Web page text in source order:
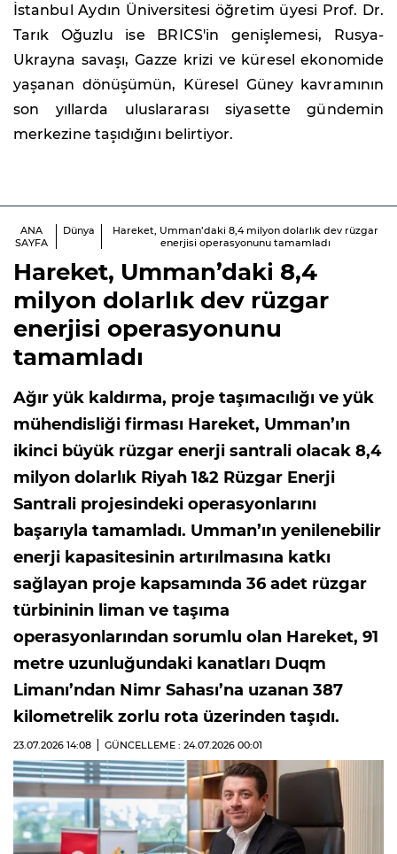
İstanbul Aydın Üniversitesi öğretim üyesi Prof. Dr.
Tarık Oğuzlu ise BRICS'in genişlemesi, Rusya-
Ukrayna savaşı, Gazze krizi ve küresel ekonomide
yaşanan dönüşümün, Küresel Güney kavramının
son yıllarda uluslararası siyasette gündemin
merkezine taşıdığını belirtiyor.
ANA
SAYFA
Dünya
Hareket, Umman’daki 8,4 milyon dolarlık dev rüzgar
enerjisi operasyonunu tamamladı
Hareket, Umman’daki 8,4
milyon dolarlık dev rüzgar
enerjisi operasyonunu
tamamladı
Ağır yük kaldırma, proje taşımacılığı ve yük
mühendisliği firması Hareket, Umman’ın
ikinci büyük rüzgar enerji santrali olacak 8,4
milyon dolarlık Riyah 1&2 Rüzgar Enerji
Santrali projesindeki operasyonlarını
başarıyla tamamladı. Umman’ın yenilenebilir
enerji kapasitesinin artırılmasına katkı
sağlayan proje kapsamında 36 adet rüzgar
türbininin liman ve taşıma
operasyonlarından sorumlu olan Hareket, 91
metre uzunluğundaki kanatları Duqm
Limanı’ndan Nimr Sahası’na uzanan 387
kilometrelik zorlu rota üzerinden taşıdı.
23.07.2026 14:08 GÜNCELLEME : 24.07.2026 00:01